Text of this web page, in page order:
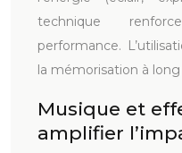
technique
performance.
la mémorisation à
Musique et
amplifier